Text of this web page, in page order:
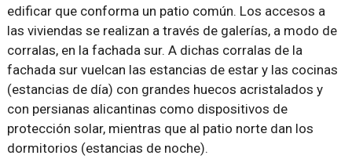
edificar que conforma un patio común. Los accesos a
las viviendas se realizan a través de galerías, a modo de
corralas, en la fachada sur. A dichas corralas de la
fachada sur vuelcan las estancias de estar y las cocinas
(estancias de día) con grandes huecos acristalados y
con persianas alicantinas como dispositivos de
protección solar, mientras que al patio norte dan los
dormitorios (estancias de noche).